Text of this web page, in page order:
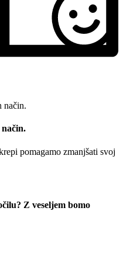
način.
pomagamo zmanjšati svoj
Z veseljem bomo